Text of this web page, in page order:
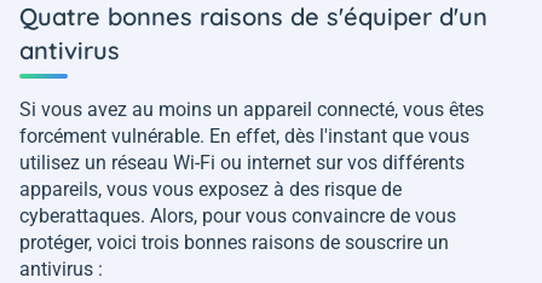
Quatre bonnes raisons de s'équiper d'un
antivirus
Si vous avez au moins un appareil connecté, vous êtes
forcément vulnérable. En effet, dès l'instant que vous
utilisez un réseau Wi-Fi ou internet sur vos différents
appareils, vous vous exposez à des risque de
cyberattaques. Alors, pour vous convaincre de vous
protéger, voici trois bonnes raisons de souscrire un
antivirus :